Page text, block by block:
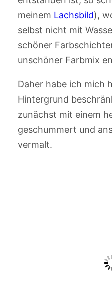
meinem Lachsbild),
selbst nicht mit
schöner
unschöner Farbmix
Daher habe ich mich
Hintergrund
zunächst mit einem
geschummert und
vermalt.